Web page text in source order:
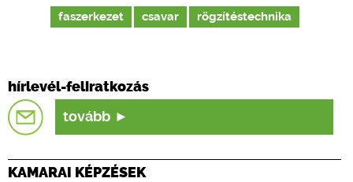
faszerkezet csavar rögzítéstechnika
hírlevél-feliratkozás
tovább
KAMARAI KÉPZÉSEK